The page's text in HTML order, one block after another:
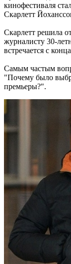
кинофестиваля
Скарлетт
Скарлетт решила
журналисту 30-
встречается с
Самым частым
"Почему было
премьеры?".